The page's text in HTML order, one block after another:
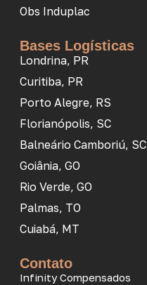
Obs Induplac
Bases Logísticas
Londrina, PR
Curitiba, PR
Porto Alegre, RS
Florianópolis, SC
Balneário Camboriú, SC
Goiânia, GO
Rio Verde, GO
Palmas, TO
Cuiabá, MT
Contato
Infinity Compensados